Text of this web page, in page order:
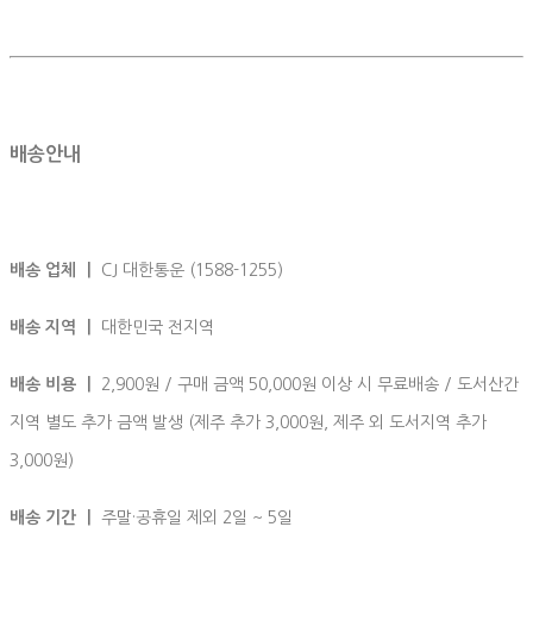
배송안내
배송 업체 ㅣ CJ 대한통운 (1588-1255)
배송 지역 ㅣ 대한민국 전지역
배송 비용 ㅣ 2,900원 / 구매 금액 50,000원 이상 시 무료배송 / 도서산간
지역 별도 추가 금액 발생 (제주 추가 3,000원, 제주 외 도서지역 추가
3,000원)
배송 기간 ㅣ 주말·공휴일 제외 2일 ~ 5일